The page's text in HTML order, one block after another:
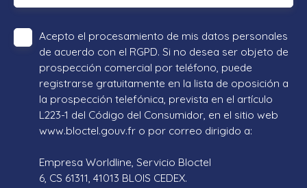
Acepto el procesamiento de mis datos personales
de acuerdo con el RGPD. Si no desea ser objeto de
prospección comercial por teléfono, puede
registrarse gratuitamente en la lista de oposición a
la prospección telefónica, prevista en el artículo
L223-1 del Código del Consumidor, en el sitio web
www.bloctel.gouv.fr o por correo dirigido a:
Empresa Worldline, Servicio Bloctel
6, CS 61311, 41013 BLOIS CEDEX.